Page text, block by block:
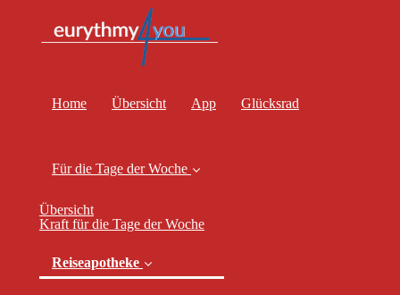
Home Übersicht App Glücksrad
Für die Tage der Woche
Übersicht
Kraft für die Tage der Woche
Reiseapotheke